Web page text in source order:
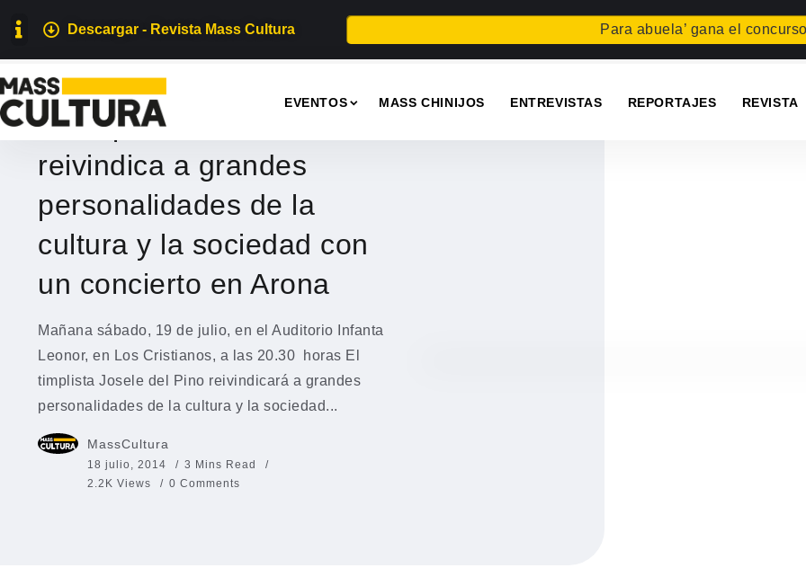
Descargar - Revista Mass Cultura Para abuela’ gana el concurso
EVENTOS MASS CHINIJOS ENTREVISTAS REPORTAJES REVISTA
MÚSICA
El timplista Josele del Pino
reivindica a grandes
personalidades de la
cultura y la sociedad con
un concierto en Arona
Mañana sábado, 19 de julio, en el Auditorio Infanta
Leonor, en Los Cristianos, a las 20.30 horas El
timplista Josele del Pino reivindicará a grandes
personalidades de la cultura y la sociedad...
MassCultura
18 julio, 2014
3 Mins Read
2.2K Views
0 Comments